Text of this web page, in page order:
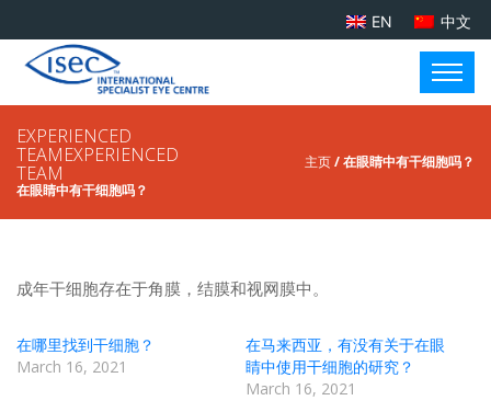
EN 中文
EXPERIENCED
TEAMEXPERIENCED
TEAM
在眼睛中有干细胞吗？
主页/ 在眼睛中有干细胞吗？
成年干细胞存在于角膜，结膜和视网膜中。
在哪里找到干细胞？
March 16, 2021
在马来西亚，有没有关于在眼
睛中使用干细胞的研究？
March 16, 2021